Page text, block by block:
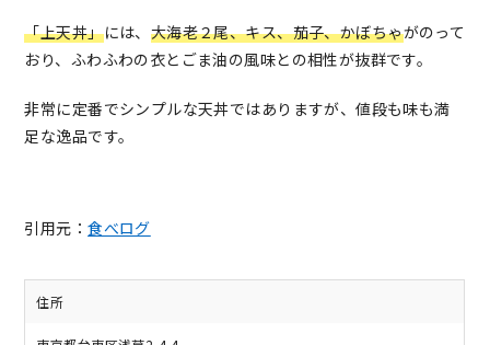
「上天丼」には、 大海老２尾、キス、茄子、かぼちゃがのって
おり、ふわふわの衣とごま油の風味との相性が抜群です。
非常に定番でシンプルな天丼ではありますが、値段も味も満
足な逸品です。
引用元：食べログ
住所